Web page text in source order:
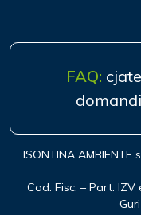
FAQ:
ISONTINA
Cod. Fisc. – Part.